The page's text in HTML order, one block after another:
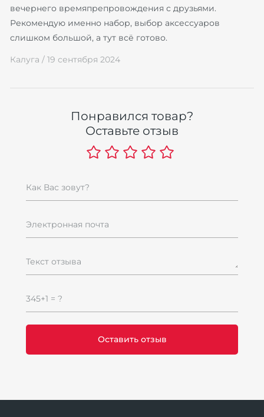
вечернего времяпрепровождения с друзьями.
Рекомендую именно набор, выбор аксессуаров
слишком большой, а тут всё готово.
Калуга / 19 сентября 2024
Понравился товар?
Оставьте отзыв
Как Вас зовут?
Электронная почта
Текст отзыва
345+1 = ?